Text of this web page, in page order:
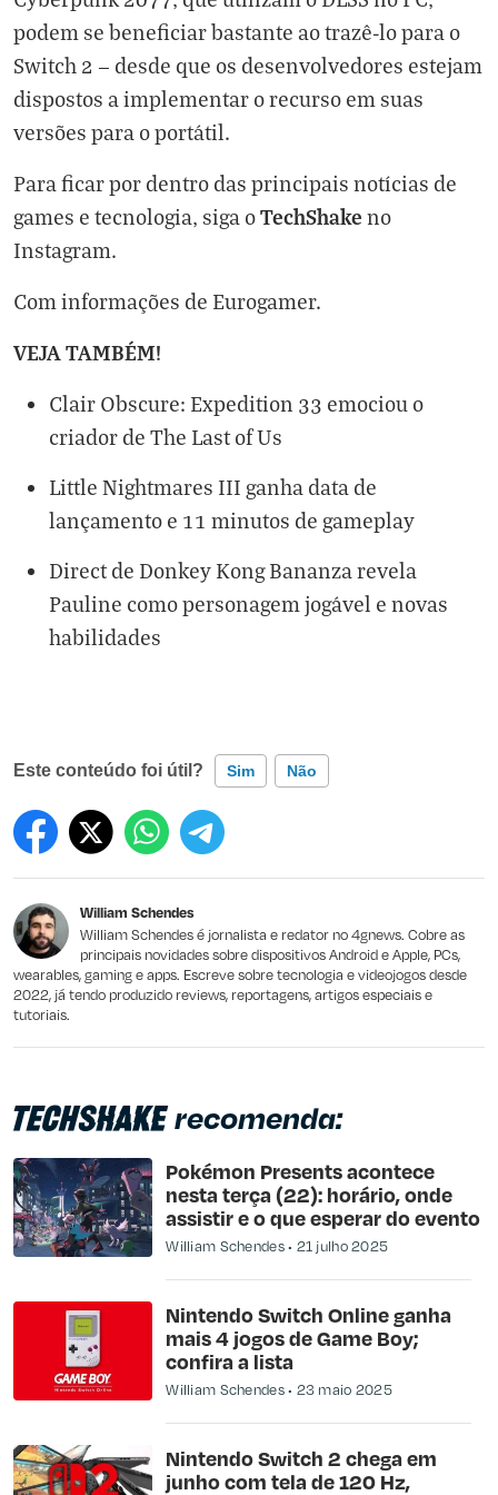
podem se beneficiar bastante ao trazê-lo para o
Switch 2 — desde que os desenvolvedores estejam
dispostos a implementar o recurso em suas
versões para o portátil.
Para ficar por dentro das principais notícias de
games e tecnologia, siga oTechShake no
Instagram.
Com informações de Eurogamer.
VEJA TAMBÉM!
Clair Obscure: Expedition 33 emociou o
criador de The Last of Us
Little Nightmares III ganha data de
lançamento e 11 minutos de gameplay
Direct de Donkey Kong Bananza revela
Pauline como personagem jogável e novas
habilidades
Este conteúdo foi útil? Sim Não
Este conteúdo contém informação incorreta
Outro
William Schendes
William Schendes é jornalista e redator no 4gnews. Cobre as
principais novidades sobre dispositivos Android e Apple, PCs,
wearables, gaming e apps. Escreve sobre tecnologia e videojogos desde
2022, já tendo produzido reviews, reportagens, artigos especiais e
tutoriais.
recomenda:
Pokémon Presents acontece
nesta terça (22): horário, onde
assistir e o que esperar do evento
William Schendes 21 julho 2025
Nintendo Switch Online ganha
mais 4 jogos de Game Boy;
confira a lista
William Schendes 23 maio 2025
Nintendo Switch 2 chega em
junho com tela de 120 Hz,